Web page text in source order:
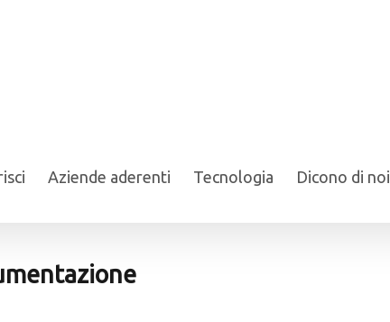
Aziende aderenti Tecnologia Dicono di noi